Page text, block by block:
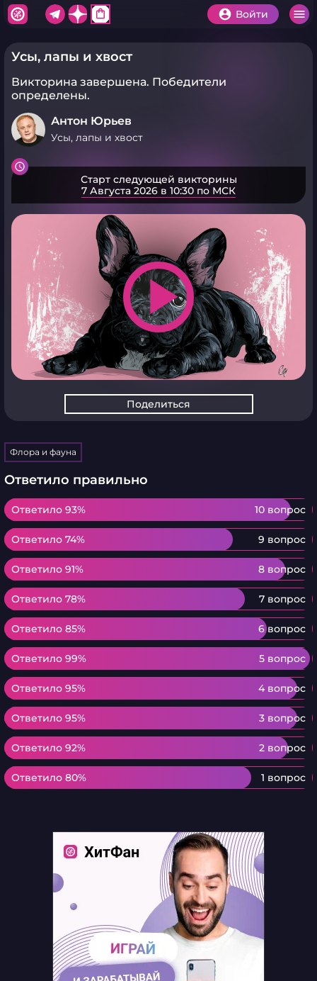
shopping_bag Войти
Усы, лапы и хвост
Викторина завершена. Победители
определены.
Антон Юрьев
Усы, лапы и хвост
Старт следующей викторины
7 Августа 2026 в 10:30 по МСК
play_arrow
Поделиться
Флора и фауна
Ответило правильно
Ответило 93% 10 вопрос
Ответило 93%
Ответило 74% 9 вопрос
Ответило 74%
Ответило 91% 8 вопрос
Ответило 91%
Ответило 78% 7 вопрос
Ответило 78%
Ответило 85% 6 вопрос
Ответило 85%
Ответило 99% 5 вопрос
Ответило 99%
Ответило 95% 4 вопрос
Ответило 95%
Ответило 95% 3 вопрос
Ответило 95%
Ответило 92% 2 вопрос
Ответило 92%
Ответило 80% 1 вопрос
Ответило 80%